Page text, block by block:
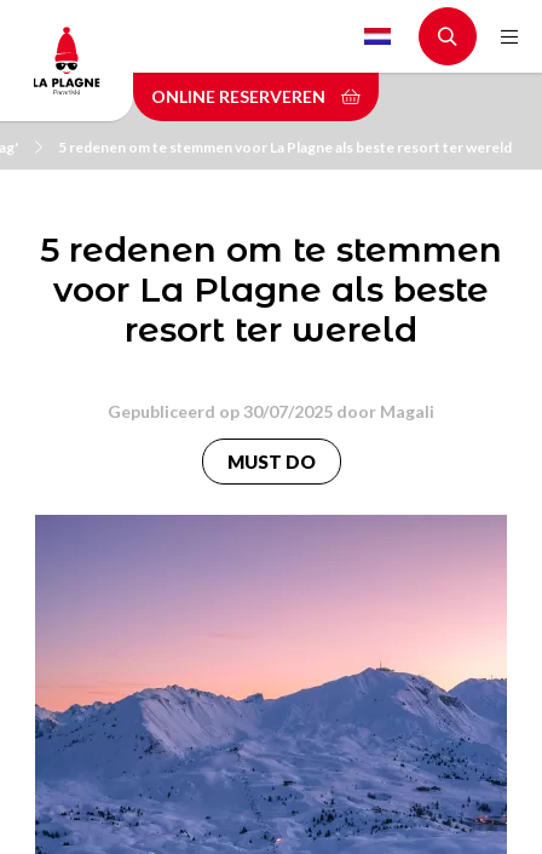
main
content
ONLINE RESERVEREN
5 redenen om te stemmen voor La Plagne als beste resort ter wereld
5 redenen om te stemmen
voor La Plagne als beste
resort ter wereld
Gepubliceerd op 30/07/2025 door Magali
MUST DO